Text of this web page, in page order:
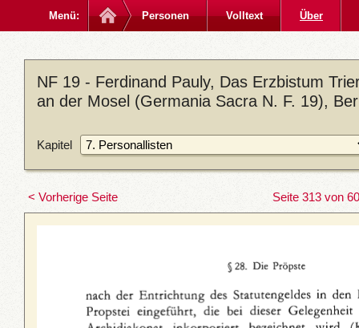
Menü: Personen Volltext Über
NF 19 - Ferdinand Pauly, Das Erzbistum
an der Mosel (Germania Sacra N. F. 19),
Kapitel
< Vorherige Seite Seite 313 von